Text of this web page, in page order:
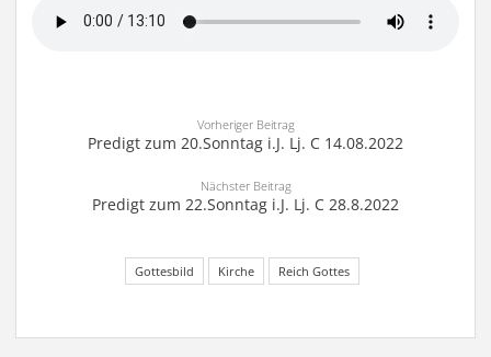
Vorheriger Beitrag
Predigt zum 20.Sonntag i.J. Lj. C 14.08.2022
Nächster Beitrag
Predigt zum 22.Sonntag i.J. Lj. C 28.8.2022
Gottesbild Kirche Reich Gottes